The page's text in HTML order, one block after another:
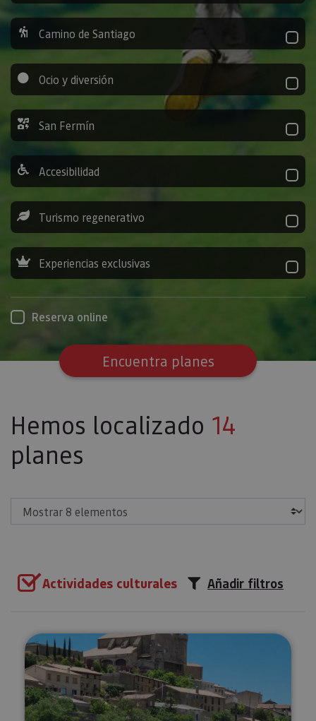
Camino de Santiago
Ocio y diversión
San Fermín
Accesibilidad
Turismo regenerativo
Experiencias exclusivas
Reserva online
Encuentra planes
Hemos localizado 14
planes
Actividades culturales Añadir filtros
Visita la villa medieval de Ujué